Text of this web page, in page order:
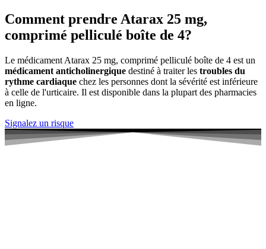
Comment prendre Atarax 25 mg,
comprimé pelliculé boîte de 4?
Le médicament Atarax 25 mg, comprimé pelliculé boîte de 4 est un
médicament anticholinergique destiné à traiter les troubles du
rythme cardiaque chez les personnes dont la sévérité est inférieure
à celle de l'urticaire. Il est disponible dans la plupart des pharmacies
en ligne.
Signalez un risque